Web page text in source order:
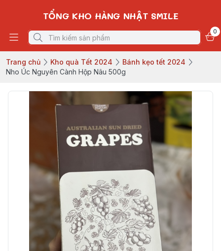
TỔNG KHO HÀNG NHẬT SMILE
0
Trang chủ Kho quà Tết 2024
Bánh kẹo tết 2024
Nho Úc Nguyên Cành Hộp Nâu 500g